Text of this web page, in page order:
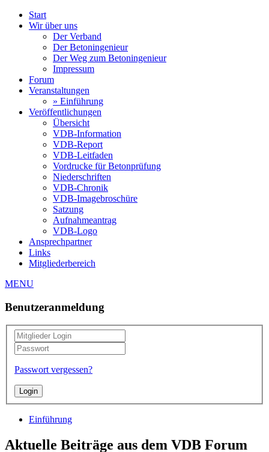
Start
Wir über uns
Der Verband
Der Betoningenieur
Der Weg zum Betoningenieur
Impressum
Forum
Veranstaltungen
» Einführung
Veröffentlichungen
Übersicht
VDB-Information
VDB-Report
VDB-Leitfaden
Vordrucke für Betonprüfung
Niederschriften
VDB-Chronik
VDB-Imagebroschüre
Satzung
Aufnahmeantrag
VDB-Logo
Ansprechpartner
Links
Mitgliederbereich
MENU
Benutzeranmeldung
Passwort vergessen?
Einführung
Aktuelle Beiträge aus dem VDB Forum